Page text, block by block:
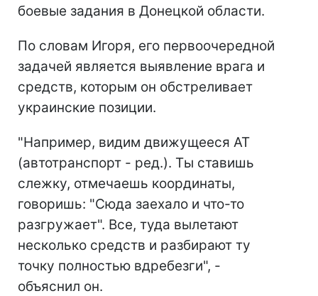
боевые задания в Донецкой области.
По словам Игоря, его первоочередной
задачей является выявление врага и
средств, которым он обстреливает
украинские позиции.
"Например, видим движущееся АТ
(автотранспорт - ред.). Ты ставишь
слежку, отмечаешь координаты,
говоришь: "Сюда заехало и что-то
разгружает". Все, туда вылетают
несколько средств и разбирают ту
точку полностью вдребезги", -
объяснил он.